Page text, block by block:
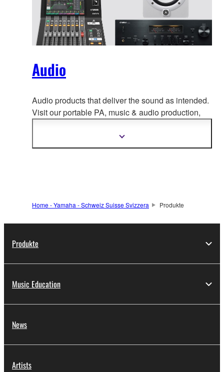
Audio
Audio products that deliver the sound as intended.
Visit our portable PA, music & audio production,
Mehr
Home - Yamaha - Schweiz Suisse Svizzera Produkte
Produkte
Music Education
News
Artists